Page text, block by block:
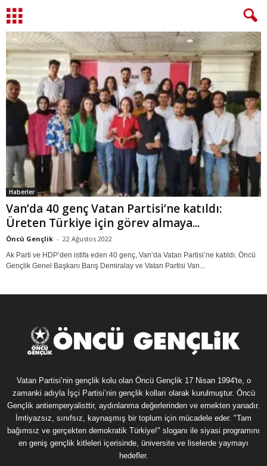
Haberler
Van’da 40 genç Vatan Partisi’ne katıldı:
Üreten Türkiye için görev almaya...
Öncü Gençlik - 22 Ağustos 2022
Ak Parti ve HDP’den istifa eden 40 genç, Van’da Vatan Partisi’ne katıldı. Öncü
Gençlik Genel Başkanı Barış Demiralay ve Vatan Partisi Van...
Vatan Partisi’nin gençlik kolu olan Öncü Gençlik 17 Nisan 1994'te, o
zamanki adıyla İşçi Partisi’nin gençlik kolları olarak kurulmuştur. Öncü
Gençlik antiemperyalisttir, aydınlanma değerlerinden ve emekten yanadır.
İmtiyazsız, sınıfsız, kaynaşmış bir toplum için mücadele eder. "Tam
bağımsız ve gerçekten demokratik Türkiye!" sloganı ile siyasi programını
en geniş gençlik kitleleri içerisinde, üniversite ve liselerde yaymayı
hedefler.